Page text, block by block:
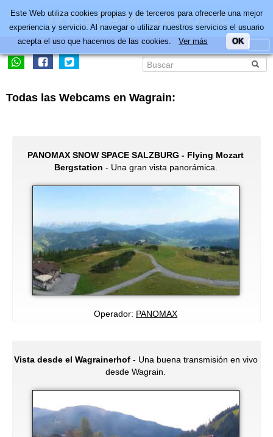
Todas las Webcams en Wagrain:
PANOMAX SNOW SPACE SALZBURG - Flying Mozart
Bergstation - Una gran vista panorámica.
Operador: PANOMAX
Vista desde el Wagrainerhof- Una buena transmisión en vivo
desde Wagrain.
Este Web utiliza cookies propias y de terceros para ofrecerle una mejor
experiencia y servicio. Al navegar o utilizar nuestros servicios el usuario
acepta el uso que hacemos de las cookies. Ver más OK